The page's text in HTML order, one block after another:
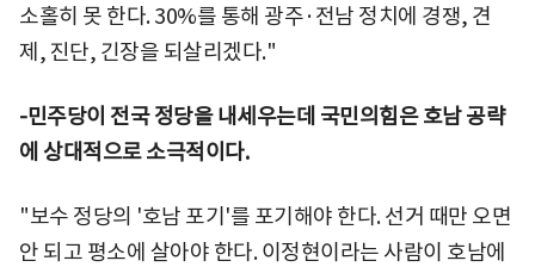
소홀히 못 한다. 30%를 통해 광주·전남 정치에 경쟁, 견
제, 진단, 긴장을 되살리겠다."
-민주당이 전국 정당을 내세우는데 국민의힘은 호남 공략
에 상대적으로 소극적이다.
"보수 정당의 '호남 포기'를 포기해야 한다. 선거 때만 오면
안 되고 평소에 살아야 한다. 이정현이라는 사람이 호남에